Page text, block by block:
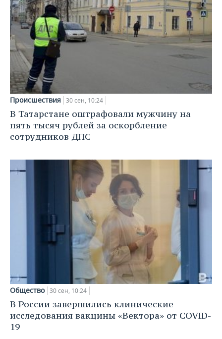
ХОККЕЙ С МЯЧОМ
ПРОИСШЕСТВИЯ
Происшествия 30 сен, 10:24
В Татарстане оштрафовали мужчину на
пять тысяч рублей за оскорбление
сотрудников ДПС
Общество 30 сен, 10:24
В России завершились клинические
исследования вакцины «Вектора» от COVID-
19